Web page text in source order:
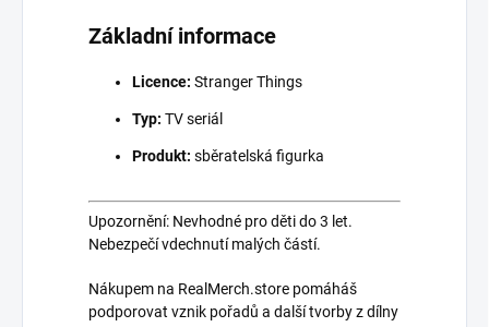
Základní informace
Licence: Stranger Things
Typ: TV seriál
Produkt: sběratelská figurka
Upozornění: Nevhodné pro děti do 3 let.
Nebezpečí vdechnutí malých částí.
Nákupem na RealMerch.store pomáháš
podporovat vznik pořadů a další tvorby z dílny